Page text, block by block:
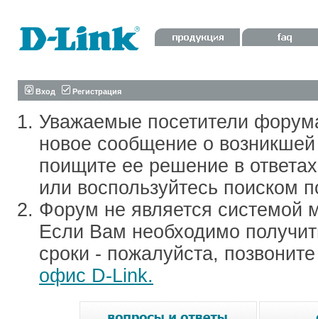
Вход Регистрация
Уважаемые посетители
новое сообщение о
поищите ее решение в
или воспользуйтесь поиском
Форум не является системой
Если Вам необходимо
сроки - пожалуйста,
офис D-Link.